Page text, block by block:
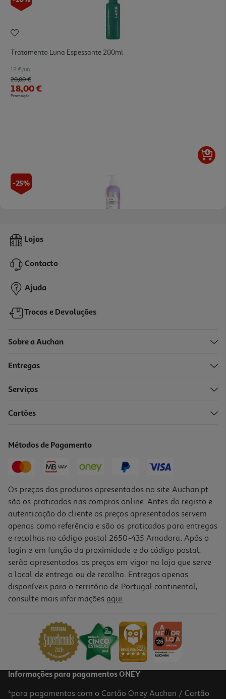
Tratamento Luna Espessante 200ml
18 €/un
Price reduced from
20,00 €to
18,00 €
Promoção
-25%
Condicionador Soflow Revital Cabelos Pintados 400ml
Price reduced from
6,79 €to
5,09 €
-30%
Bruma Lee Stafford Caramel Brulê 80 Ml
Price reduced from
Lojas
Contacto
Ajuda
Trocas e Devoluções
Sobre a Auchan
Entregas
Serviços
Cartões
Métodos de Pagamento
Os preços dos produtos apresentados no site Auchan.pt
são os praticados nas compras online. Antes do registo e
autenticação do cliente os preços apresentados servem
apenas como referência e são os praticados para entregas
e recolhas no código postal 2650-435 Amadora. Após o
login e em função da proximidade e do código postal,
serão apresentados os preços em vigor na loja que serve
o local de entrega ou de recolha. Entregas apenas
disponíveis para o território de Portugal continental,
consulte mais informações aqui.
Informações para pagamentos ONEY
*para pagamentos com o Cartão Oney Auchan / Cartão